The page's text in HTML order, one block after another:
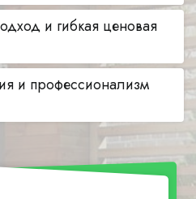
и гибкая ценовая
и профессионализм